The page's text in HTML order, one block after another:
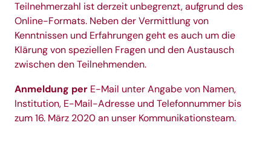
Teilnehmerzahl ist derzeit unbegrenzt, aufgrund des
Online-Formats. Neben der Vermittlung von
Kenntnissen und Erfahrungen geht es auch um die
Klärung von speziellen Fragen und den Austausch
zwischen den Teilnehmenden.
Anmeldung per E-Mail unter Angabe von Namen,
Institution, E-Mail-Adresse und Telefonnummer bis
zum 16. März 2020 an unser Kommunikationsteam.